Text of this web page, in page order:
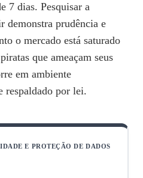
7 dias. Pesquisar a
demonstra prudência e
o mercado está saturado
que ameaçam seus
em ambiente
respaldado por lei.
E PROTEÇÃO DE DADOS